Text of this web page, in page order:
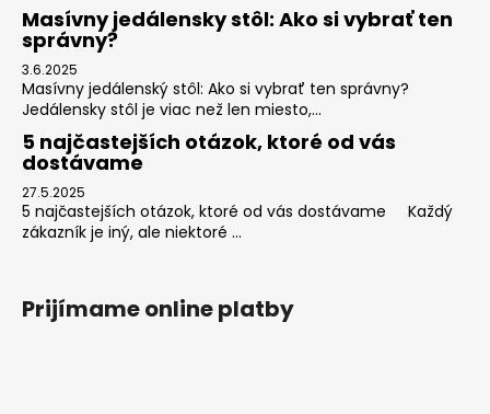
Masívny jedálensky stôl: Ako si vybrať ten
správny?
3.6.2025
Masívny jedálenský stôl: Ako si vybrať ten správny?
Jedálensky stôl je viac než len miesto,...
5 najčastejších otázok, ktoré od vás
dostávame
27.5.2025
5 najčastejších otázok, ktoré od vás dostávame Každý
zákazník je iný, ale niektoré ...
Prijímame online platby